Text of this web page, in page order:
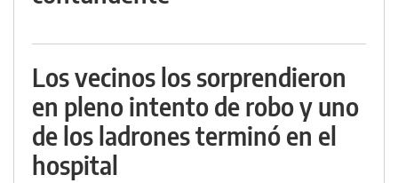
Los vecinos los sorprendieron
en pleno intento de robo y uno
de los ladrones terminó en el
hospital